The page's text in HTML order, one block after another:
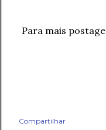
Para mais
Compartilhar